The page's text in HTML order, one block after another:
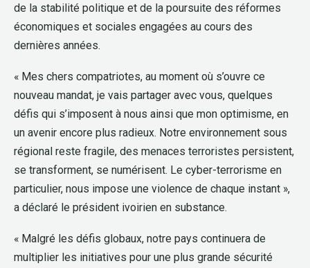
de la stabilité politique et de la poursuite des réformes
économiques et sociales engagées au cours des
dernières années.
« Mes chers compatriotes, au moment où s’ouvre ce
nouveau mandat, je vais partager avec vous, quelques
défis qui s’imposent à nous ainsi que mon optimisme, en
un avenir encore plus radieux. Notre environnement sous
régional reste fragile, des menaces terroristes persistent,
se transforment, se numérisent. Le cyber-terrorisme en
particulier, nous impose une violence de chaque instant »,
a déclaré le président ivoirien en substance.
« Malgré les défis globaux, notre pays continuera de
multiplier les initiatives pour une plus grande sécurité